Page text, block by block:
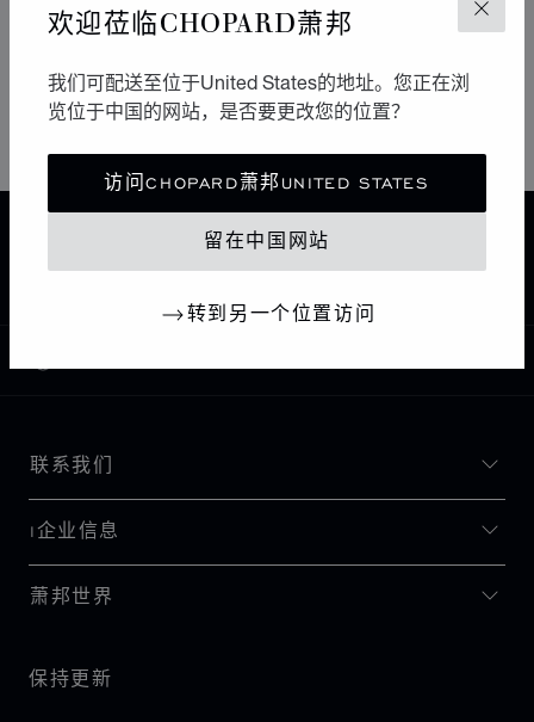
关闭
欢迎莅临CHOPARD萧邦
我们可配送至位于United States的地址。您正在浏
览位于中国的网站，是否要更改您的位置？
访问CHOPARD萧邦UNITED STATES
留在中国网站
转到另一个位置访问
星期五 11:00 AM - 06:00 PM
星期日 12:00 PM - 05:00 PM
所有店铺
NEW YORK CHOPARD BOUTIQUE NEW YORK
本地化（更改国家/地区）
更改国家/地区
联系我们
I企业信息
萧邦世界
保持更新